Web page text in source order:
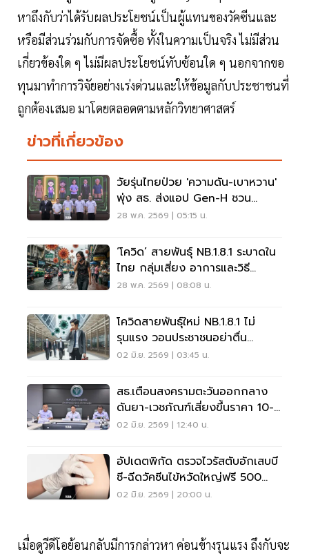
หาถึงกับว่าได้รับผลประโยชน์เป็นผู้แทนของวัคซีนและ
หรือมีส่วนร่วมกับการจัดซื้อ ทั้งในความเป็นจริง ไม่มีส่วน
เกี่ยวข้องใด ๆ ไม่มีผลประโยชน์ทับซ้อนใด ๆ นอกจากขอ
ทุนมาทำการวิจัยอย่างเร่งด่วนและให้ข้อมูลกับประชาชนที่
ถูกต้องเสมอ มาโดยตลอดตามหลักวิทยาศาสตร์
ข่าวที่เกี่ยวข้อง
วัยรุ่นไทยป่วย 'ความดัน-เบาหวาน'
พุ่ง สธ. ส่งแอป Gen-H ชวน
เปลี่ยนพฤติกรรมสุขภาพ
28 พ.ค. 2569 | 05:15 น.
‘โควิด’ สายพันธุ์ NB.1.8.1 ระบาดใน
ไทย กลุ่มเสี่ยง อาการและวิธี
ป้องกัน
28 พ.ค. 2569 | 08:08 น.
โควิดสายพันธุ์ใหม่ NB.1.8.1 ไม่
รุนแรง วอนประชาชนอย่าตื่น
ตระหนก
02 มิ.ย. 2569 | 03:45 น.
สธ.เตือนสงครามตะวันออกกลาง
ดันยา-เวชภัณฑ์เสี่ยงขึ้นราคา 10-
15%
02 มิ.ย. 2569 | 12:40 น.
อัปเดตพิกัด ตรวจไวรัสตับอักเสบบี
ซี-ฉีดวัคซีนไข้หวัดใหญ่ฟรี 500
เข็ม
02 มิ.ย. 2569 | 20:00 น.
เมื่อดูวีดีโอย้อนกลับมีการกล่าวหา ค่อนข้างรุนแรง ถึงกับจะ